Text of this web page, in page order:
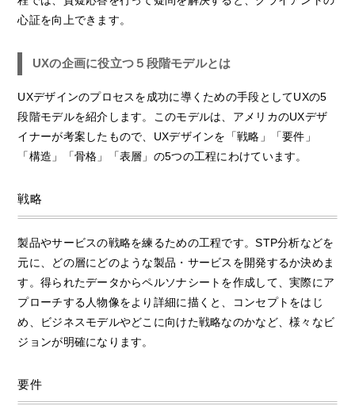
心証を向上できます。
UXの企画に役立つ５段階モデルとは
UXデザインのプロセスを成功に導くための手段としてUXの5
段階モデルを紹介します。このモデルは、アメリカのUXデザ
イナーが考案したもので、UXデザインを「戦略」「要件」
「構造」「骨格」「表層」の5つの工程にわけています。
戦略
製品やサービスの戦略を練るための工程です。STP分析などを
元に、どの層にどのような製品・サービスを開発するか決めま
す。得られたデータからペルソナシートを作成して、実際にア
プローチする人物像をより詳細に描くと、コンセプトをはじ
め、ビジネスモデルやどこに向けた戦略なのかなど、様々なビ
ジョンが明確になります。
要件